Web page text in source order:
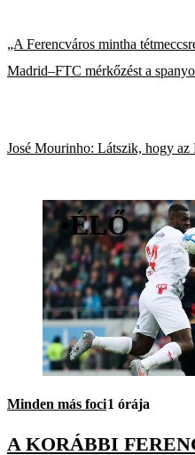
„A Ferencváros mintha
Madrid–FTC mérkőzést a
José Mourinho: Látszik, hogy az
•ÉLŐ
Minden más foci1 órája
A KORÁBBI